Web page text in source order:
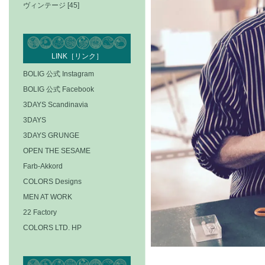
ヴィンテージ [45]
LINK［リンク］
BOLIG 公式 Instagram
BOLIG 公式 Facebook
3DAYS Scandinavia
3DAYS
3DAYS GRUNGE
OPEN THE SESAME
Farb-Akkord
COLORS Designs
MEN AT WORK
22 Factory
COLORS LTD. HP